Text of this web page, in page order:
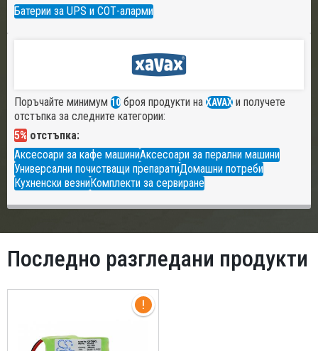
Батерии за UPS и СОТ-аларми
Поръчайте минимум 10 броя продукти на XAVAX и получете
отстъпка за следните категории:
5% отстъпка:
Аксесоари за кафе машиниАксесоари за перални машини
Универсални почистващи препаратиДомашни потреби
Кухненски везниКомплекти за сервиране
Последно разгледани продукти